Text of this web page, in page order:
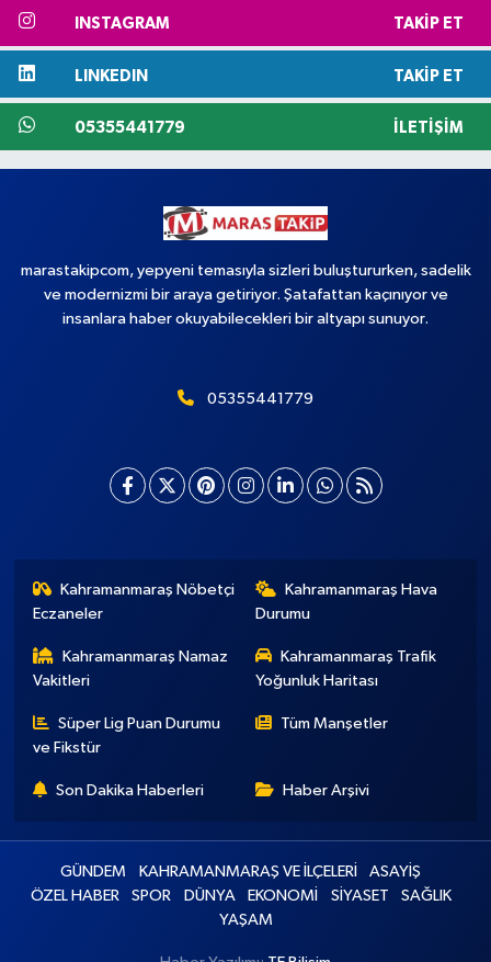
INSTAGRAM TAKIP ET
LINKEDIN TAKIP ET
05355441779 İLETIŞIM
marastakipcom, yepyeni temasıyla sizleri buluştururken, sadelik
ve modernizmi bir araya getiriyor. Şatafattan kaçınıyor ve
insanlara haber okuyabilecekleri bir altyapı sunuyor.
05355441779
Kahramanmaraş Nöbetçi
Eczaneler
Kahramanmaraş Hava
Durumu
Kahramanmaraş Namaz
Vakitleri
Kahramanmaraş Trafik
Yoğunluk Haritası
Süper Lig Puan Durumu
ve Fikstür
Tüm Manşetler
Son Dakika Haberleri Haber Arşivi
GÜNDEM KAHRAMANMARAŞ VE İLÇELERİ
ASAYİŞ
ÖZEL HABER
SPOR DÜNYA EKONOMİ SİYASET
SAĞLIK
YAŞAM